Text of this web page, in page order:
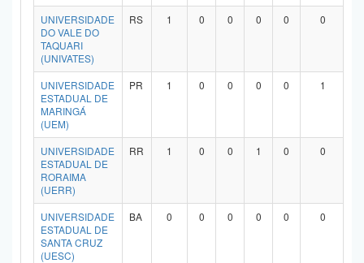
UNIVERSIDADE
DO VALE DO
TAQUARI
(UNIVATES)
RS 1 0 0 0 0 0
UNIVERSIDADE
ESTADUAL DE
MARINGÁ
(UEM)
PR 1 0 0 0 0 1
UNIVERSIDADE
ESTADUAL DE
RORAIMA
(UERR)
RR 1 0 0 1 0 0
UNIVERSIDADE
ESTADUAL DE
SANTA CRUZ
(UESC)
BA 0 0 0 0 0 0